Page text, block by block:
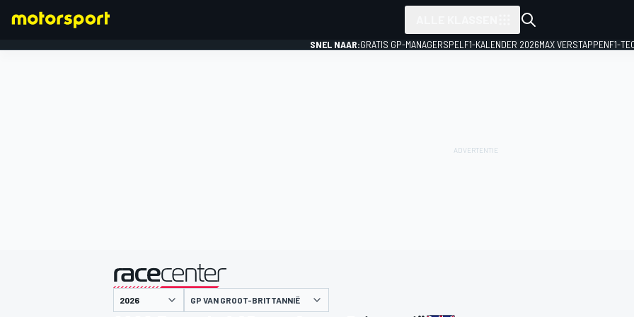
SNEL NAAR:GRATIS GP-MANAGERSPEL F1-KALENDER 2026MAX VERSTAPPENF1-
gepresenteerd door
GP VAN GROOT-BRITTANNIË